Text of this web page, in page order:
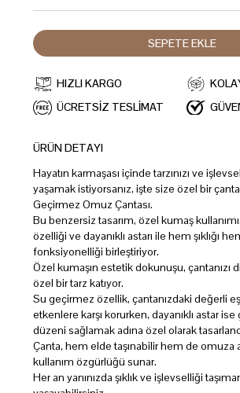
SEPETE EKLE
HIZLI KARGO
ÜCRETSİZ TESLİMAT
ÜRÜN DETAYI
Hayatın karmaşası içinde tarzınızı ve
yaşamak istiyorsanız, işte size özel bir
Geçirmez Omuz Çantası.
Bu benzersiz tasarım, özel kumaş
özelliği ve dayanıklı astarı ile hem şıklığı
fonksiyonelliği birleştiriyor.
Özel kumaşın estetik dokunuşu, çantanızı
özel bir tarz katıyor.
Su geçirmez özellik, çantanızdaki değerli
etkenlere karşı korurken, dayanıklı astar
düzeni sağlamak adına özel olarak
Çanta, hem elde taşınabilir hem de omuza
kullanım özgürlüğü sunar.
Her an yanınızda şıklık ve işlevselliği